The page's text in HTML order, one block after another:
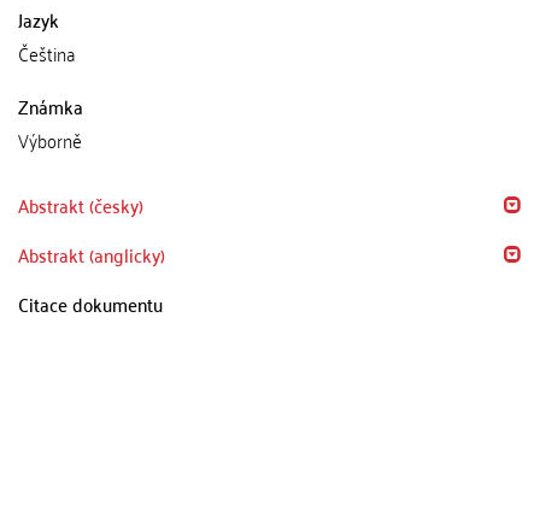
Jazyk
Čeština
Známka
Výborně
Abstrakt (česky)
Abstrakt (anglicky)
Citace dokumentu